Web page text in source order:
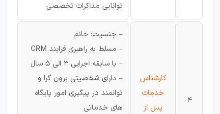
توانایی مذاکرات تخصصی
4
کارشناس
خدمات
پس از
– جنسیت: خانم
– مسلط به راهبری فرایند CRM
– با سابقه اجرایی 3 الی 5 سال
– دارای شخصیتی برون گرا و
توانمند در پیگیری امور پایگاه
های خدماتی